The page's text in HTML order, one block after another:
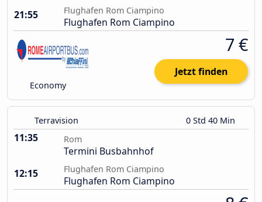
21:55
Flughafen Rom Ciampino
Flughafen Rom Ciampino
Economy
7 €
Jetzt finden
Terravision 0 Std 40 Min
11:35 Rom
Termini Busbahnhof
12:15
Flughafen Rom Ciampino
Flughafen Rom Ciampino